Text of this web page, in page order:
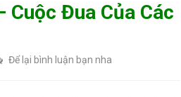
Cuộc Đua Của Các
Để lại bình luận bạn nha